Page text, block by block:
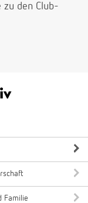
zu den Club-
Familie